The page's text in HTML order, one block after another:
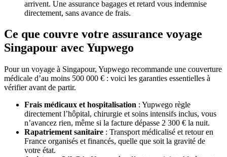
arrivent. Une assurance bagages et retard vous indemnise
directement, sans avance de frais.
Ce que couvre votre assurance voyage
Singapour avec Yupwego
Pour un voyage à Singapour, Yupwego recommande une couverture
médicale d’au moins 500 000 € : voici les garanties essentielles à
vérifier avant de partir.
Frais médicaux et hospitalisation : Yupwego règle
directement l’hôpital, chirurgie et soins intensifs inclus, vous
n’avancez rien, même si la facture dépasse 2 300 € la nuit.
Rapatriement sanitaire : Transport médicalisé et retour en
France organisés et financés, quelle que soit la gravité de
votre état.